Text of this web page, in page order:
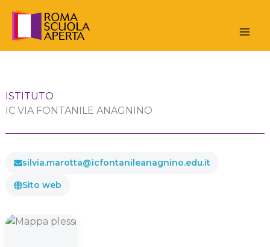
contenuto
ISTITUTO
IC VIA FONTANILE ANAGNINO
silvia.marotta@icfontanileanagnino.edu.it
Sito web